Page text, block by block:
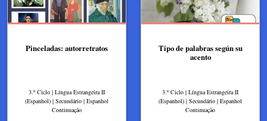
Pinceladas: autorretratos
3.º Ciclo | Língua Estrangeira II
(Espanhol) | Secundário | Espanhol
Continuação
Tipo de palabras según su
acento
3.º Ciclo | Língua Estrangeira II
(Espanhol) | Secundário | Espanhol
Continuação